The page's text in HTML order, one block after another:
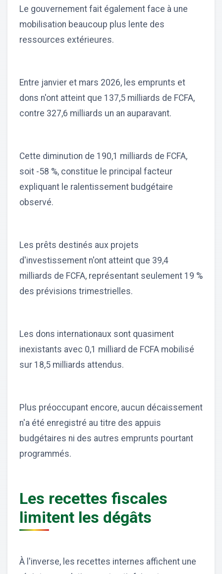
Le gouvernement fait également face à une
mobilisation beaucoup plus lente des
ressources extérieures.
Entre janvier et mars 2026, les emprunts et
dons n'ont atteint que 137,5 milliards de FCFA,
contre 327,6 milliards un an auparavant.
Cette diminution de 190,1 milliards de FCFA,
soit -58 %, constitue le principal facteur
expliquant le ralentissement budgétaire
observé.
Les prêts destinés aux projets
d'investissement n'ont atteint que 39,4
milliards de FCFA, représentant seulement 19 %
des prévisions trimestrielles.
Les dons internationaux sont quasiment
inexistants avec 0,1 milliard de FCFA mobilisé
sur 18,5 milliards attendus.
Plus préoccupant encore, aucun décaissement
n'a été enregistré au titre des appuis
budgétaires ni des autres emprunts pourtant
programmés.
Les recettes fiscales
limitent les dégâts
À l'inverse, les recettes internes affichent une